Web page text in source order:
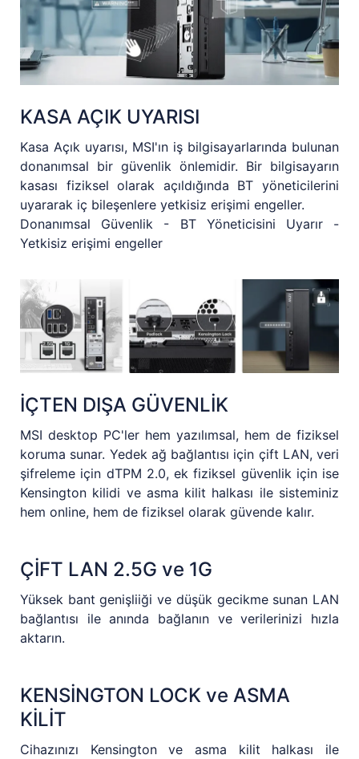
KASA AÇIK UYARISI
Kasa Açık uyarısı, MSI'ın iş bilgisayarlarında bulunan
donanımsal bir güvenlik önlemidir. Bir bilgisayarın
kasası fiziksel olarak açıldığında BT yöneticilerini
uyararak iç bileşenlere yetkisiz erişimi engeller.
Donanımsal Güvenlik - BT Yöneticisini Uyarır -
Yetkisiz erişimi engeller
İÇTEN DIŞA GÜVENLİK
MSI desktop PC'ler hem yazılımsal, hem de fiziksel
koruma sunar. Yedek ağ bağlantısı için çift LAN, veri
şifreleme için dTPM 2.0, ek fiziksel güvenlik için ise
Kensington kilidi ve asma kilit halkası ile sisteminiz
hem online, hem de fiziksel olarak güvende kalır.
ÇİFT LAN 2.5G ve 1G
Yüksek bant genişliiği ve düşük gecikme sunan LAN
bağlantısı ile anında bağlanın ve verilerinizi hızla
aktarın.
KENSİNGTON LOCK ve ASMA
KİLİT
Cihazınızı Kensington ve asma kilit halkası ile